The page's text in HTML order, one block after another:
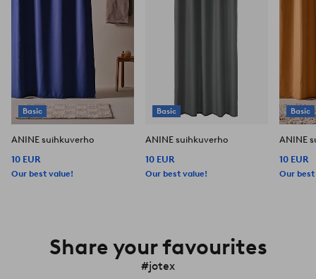
Basic
ANINE suihkuverho
10 EUR
Our best value!
Basic
ANINE suihkuverho
10 EUR
Our best value!
Basic
ANINE
10 EUR
Our
Share your favourites
#jotex